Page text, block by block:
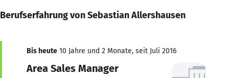
Berufserfahrung von Sebastian Allershausen
Bis heute 10 Jahre und 2 Monate, seit Juli 2016
Area Sales Manager